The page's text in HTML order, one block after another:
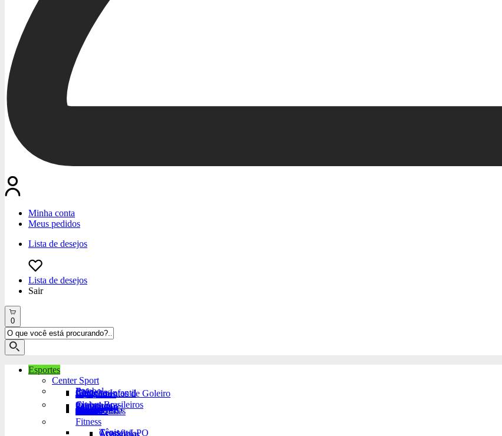
Minha conta
Meus pedidos
Lista de desejos
Lista de desejos
Sair
0
Esportes
Center Sport
Futebol
Bola
Chuteiras
Chuteira Infantil
Equipamentos de Goleiro
Acessórios
Clubes Brasileiros
Corinthians
Palmeiras
Flamengo
São Paulo
Santos
Grêmio
Atlético-MG
Vasco
Fluminense
Cruzeiro
Outros Times
Fitness
Tênis
Crossfit/LPO
Academia